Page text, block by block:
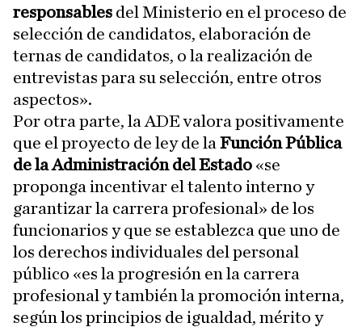
responsables del Ministerio en el proceso de
selección de candidatos, elaboración de
ternas de candidatos, o la realización de
entrevistas para su selección, entre otros
aspectos».
Por otra parte, la ADE valora positivamente
que el proyecto de ley de la Función Pública
de la Administración del Estado «se
proponga incentivar el talento interno y
garantizar la carrera profesional» de los
funcionarios y que se establezca que uno de
los derechos individuales del personal
público «es la progresión en la carrera
profesional y también la promoción interna,
según los principios de igualdad, mérito y